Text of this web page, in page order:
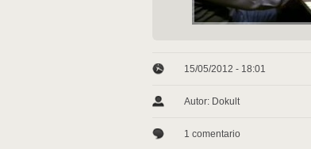
15/05/2012 - 18:01
Autor: Dokult
1 comentario